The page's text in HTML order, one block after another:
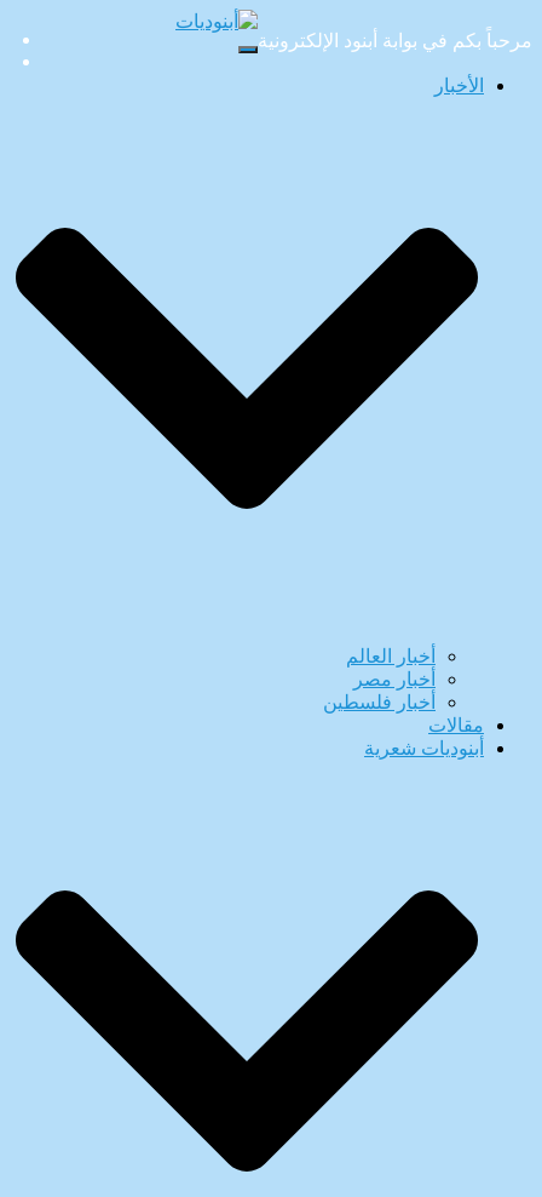
مرحباً بكم في بوابة أبنود الإلكترونية
تبديل
الأخبار
أخبار العالم
أخبار مصر
أخبار فلسطين
مقالات
أبنوديات شعرية